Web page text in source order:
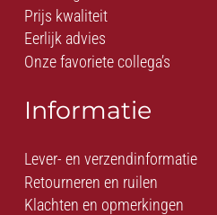
Prijs kwaliteit
Eerlijk advies
Onze favoriete collega’s
Informatie
Lever- en verzendinformatie
Retourneren en ruilen
Klachten en opmerkingen